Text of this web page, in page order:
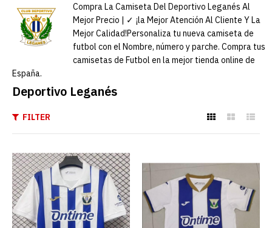
Compra La Camiseta Del Deportivo Leganés Al
Mejor Precio | ✓ ¡la Mejor Atención Al Cliente Y La
Mejor Calidad!Personaliza tu nueva camiseta de
futbol con el Nombre, número y parche. Compra tus
camisetas de Futbol en la mejor tienda online de
España.
Deportivo Leganés
FILTER
Equipacion 25/26
€89.00 €19.90